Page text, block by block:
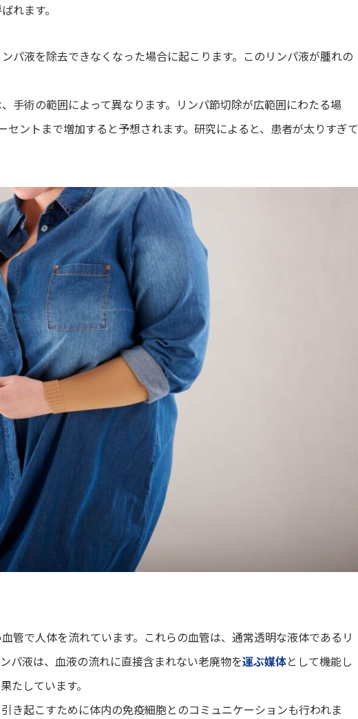
れます。
パ液を除去できなくなった場合に起こります。このリンパ液が腫れの
手術の範囲によって異なります。リンパ節切除が広範囲にわたる場
ントまで増加すると予想されます。研究によると、患者が太りすぎて
管で人体を流れています。これらの血管は、通常透明な液体であるリ
パ液は、血液の流れに直接含まれない老廃物を運ぶ媒体として機能し
たしています。
き起こすために体内の免疫細胞とのコミュニケーションも行われま